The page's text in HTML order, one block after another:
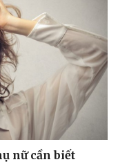
cho bé
tâm hồn
nữ cần biết